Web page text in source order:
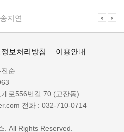
지연
일렉프로는 수배전반 전기자재 전문 쇼핑몰 입니다
정보처리방침 이용안내
진순
로556번길 70 (고잔동)
전화 : 032-710-0714
. All Rights Reserved.